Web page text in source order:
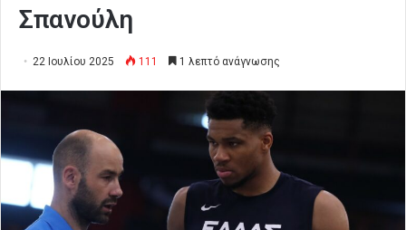
Σπανούλη
22 Ιουλίου 2025 111 1 λεπτό ανάγνωσης